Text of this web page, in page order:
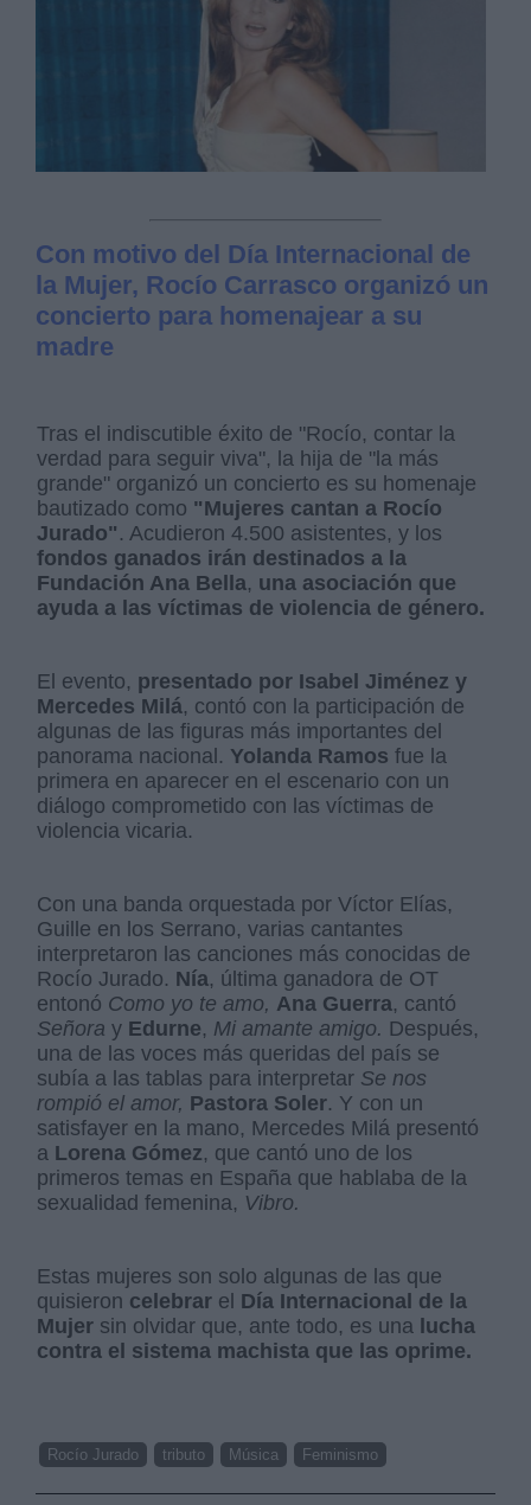
Con motivo del Día Internacional de
la Mujer, Rocío Carrasco organizó un
concierto para homenajear a su
madre
Tras el indiscutible éxito de "Rocío, contar la
verdad para seguir viva", la hija de "la más
grande" organizó un concierto es su homenaje
bautizado como "Mujeres cantan a Rocío
Jurado" . Acudieron 4.500 asistentes, y los
fondos ganados irán destinados a la
Fundación Ana Bella, una asociación que
ayuda a las víctimas de violencia de género.
El evento, presentado por Isabel Jiménez y
Mercedes Milá, contó con la participación de
algunas de las figuras más importantes del
panorama nacional. Yolanda Ramos fue la
primera en aparecer en el escenario con un
diálogo comprometido con las víctimas de
violencia vicaria.
Con una banda orquestada por Víctor Elías,
Guille en los Serrano, varias cantantes
interpretaron las canciones más conocidas de
Rocío Jurado. Nía, última ganadora de OT
entonó Como yo te amo, Ana Guerra, cantó
Señoray Edurne, Mi amante amigo. Después,
una de las voces más queridas del país se
subía a las tablas para interpretar Se nos
rompió el amor, Pastora Soler. Y con un
satisfayer en la mano, Mercedes Milá presentó
a Lorena Gómez, que cantó uno de los
primeros temas en España que hablaba de la
sexualidad femenina, Vibro.
Estas mujeres son solo algunas de las que
quisieron celebrar el Día Internacional de la
Mujer sin olvidar que, ante todo, es una lucha
contra el sistema machista que las oprime.
Rocío Jurado tributo Música Feminismo